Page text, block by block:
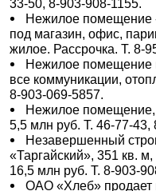
33-50, 8-903-908-1155.
Нежилое помещение
под магазин, офис,
жилое. Рассрочка. Т. 8-
Нежилое помещение
все коммуникации,
8-903-069-5857.
Нежилое помещение,
5,5 млн руб. Т. 46-77-43,
Незавершенный
«Таргайский», 351 кв.
16,5 млн руб. Т. 8-903-
ОАО «Хлеб» продает